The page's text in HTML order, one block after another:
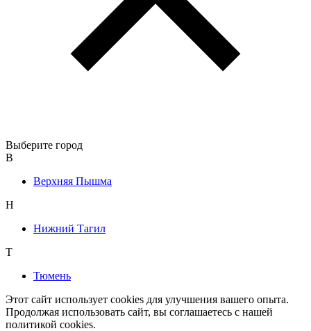
Выберите город
В
Верхняя Пышма
Н
Нижний Тагил
Т
Тюмень
Этот сайт использует cookies для улучшения вашего опыта.
Продолжая использовать сайт, вы соглашаетесь с нашей
политикой cookies.